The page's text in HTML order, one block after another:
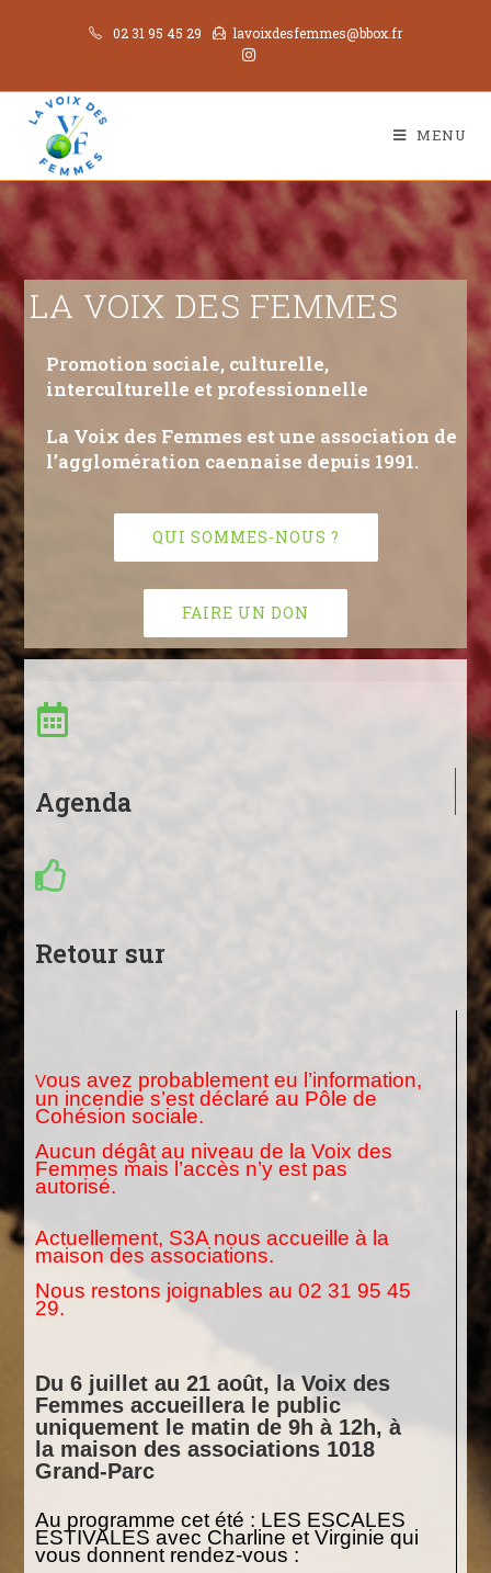
02 31 95 45 29 lavoixdesfemmes@bbox.fr
MENU
LA VOIX DES FEMMES
Promotion sociale, culturelle,
interculturelle et professionnelle
La Voix des Femmes est une association de
l’agglomération caennaise depuis 1991.
QUI SOMMES-NOUS ?
FAIRE UN DON
Agenda
Retour sur
Vous avez probablement eu l’information,
un incendie s’est déclaré au Pôle de
Cohésion sociale.
Aucun dégât au niveau de la Voix des
Femmes mais l’accès n’y est pas
autorisé.
Actuellement, S3A nous accueille à la
maison des associations.
Nous restons joignables au 02 31 95 45
29.
Du 6 juillet au 21 août, la Voix des
Femmes accueillera le public
uniquement le matin de 9h à 12h, à
la maison des associations 1018
Grand-Parc
Au programme cet été : LES ESCALES
ESTIVALES avec Charline et Virginie qui
vous donnent rendez-vous :